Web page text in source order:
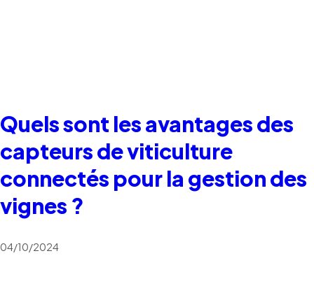
Quels sont les avantages des
capteurs de viticulture
connectés pour la gestion des
vignes ?
04/10/2024